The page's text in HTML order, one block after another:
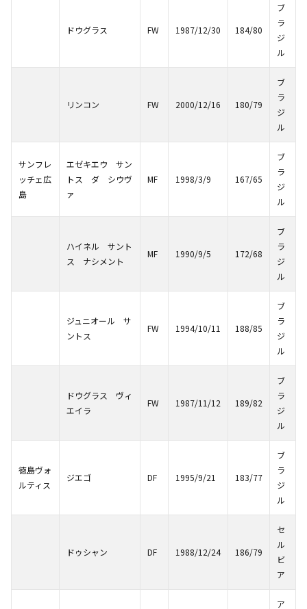
ドウグラス FW 1987/12/30 184/80
ブ
ラ
ジ
ル
リンコン FW 2000/12/16 180/79
ブ
ラ
ジ
ル
サンフレ
ッチェ広
島
エゼキエウ サン
トス ダ シウヴ
ァ
MF 1998/3/9 167/65
ブ
ラ
ジ
ル
ハイネル サント
ス ナシメント
MF 1990/9/5 172/68
ブ
ラ
ジ
ル
ジュニオール サ
ントス
FW 1994/10/11 188/85
ブ
ラ
ジ
ル
ドウグラス ヴィ
エイラ
FW 1987/11/12 189/82
ブ
ラ
ジ
ル
徳島ヴォ
ルティス
ジエゴ DF 1995/9/21 183/77
ブ
ラ
ジ
ル
ドゥシャン DF 1988/12/24 186/79
セ
ル
ビ
ア
ア